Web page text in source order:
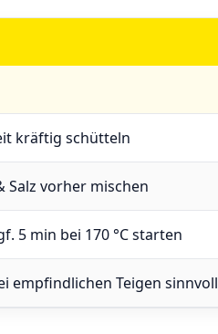
kräftig schütteln
Salz vorher mischen
5 min bei 170 °C starten
empfindlichen Teigen sinnvoll